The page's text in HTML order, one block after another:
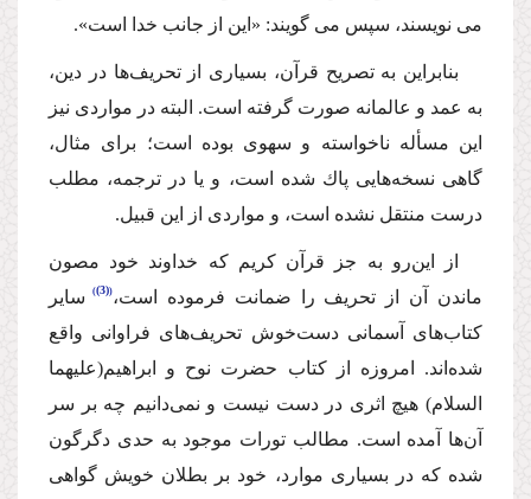
مى نویسند، سپس مى گویند: «این از جانب خدا است».
بنابراین به تصریح قرآن، بسیارى از تحریف‌ها در دین،
به عمد و عالمانه صورت گرفته است. البته در مواردى نیز
این مسأله ناخواسته و سهوى بوده است؛ براى مثال،
گاهى نسخه‌هایى پاك شده است، و یا در ترجمه، مطلب
درست منتقل نشده است، و مواردى از این قبیل.
از این‌رو به جز قرآن كریم كه خداوند خود مصون
ماندن آن از تحریف را ضمانت فرموده است، (3)
سایر
كتاب‌هاى آسمانى دست‌خوش تحریف‌هاى فراوانى واقع
شده‌اند. امروزه از كتاب حضرت نوح و ابراهیم(علیهما
السلام) هیچ اثرى در دست نیست و نمى‌دانیم چه بر سر
آن‌ها آمده است. مطالب تورات موجود به حدى دگرگون
شده كه در بسیارى موارد، خود بر بطلان خویش گواهى